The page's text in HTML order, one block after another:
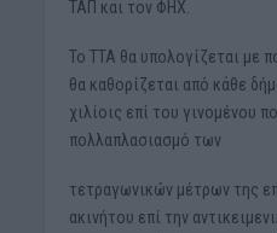
ΤΑΠ και τον ΦΗΧ.
Το ΤΤΑ θα υπολογίζεται με
θα καθορίζεται από κάθε
χιλίοις επί του γινομένου
πολλαπλασιασμό των
τετραγωνικών μέτρων της
ακινήτου επί την